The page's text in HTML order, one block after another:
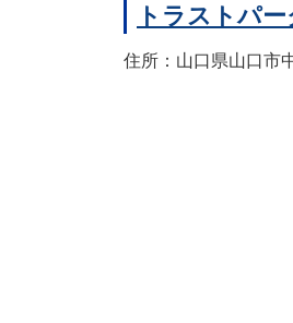
トラストパ
住所：山口県山口市